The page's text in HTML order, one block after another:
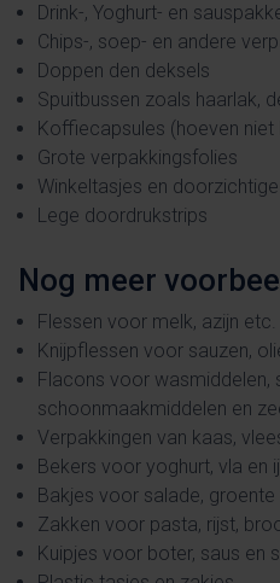
Drink-, Yoghurt- en
Chips-, soep- en andere
Doppen den deksels
Spuitbussen zoals haarlak,
Koffiecapsules (hoeven niet
Grote verpakkingsfolies
Winkeltasjes en
Lege doordrukstrips
Nog meer
Flessen voor melk, azijn etc.
Knijpflessen voor sauzen,
Flacons voor wasmiddelen,
schoonmaakmiddelen en
Verpakkingen van kaas,
Bekers voor yoghurt, vla en
Bakjes voor salade, groente
Zakken voor pasta, rijst,
Kuipjes voor boter, saus en